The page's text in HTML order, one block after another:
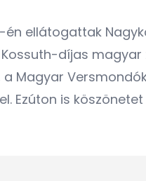
ellátogattak
díjas
Magyar
Ezúton is